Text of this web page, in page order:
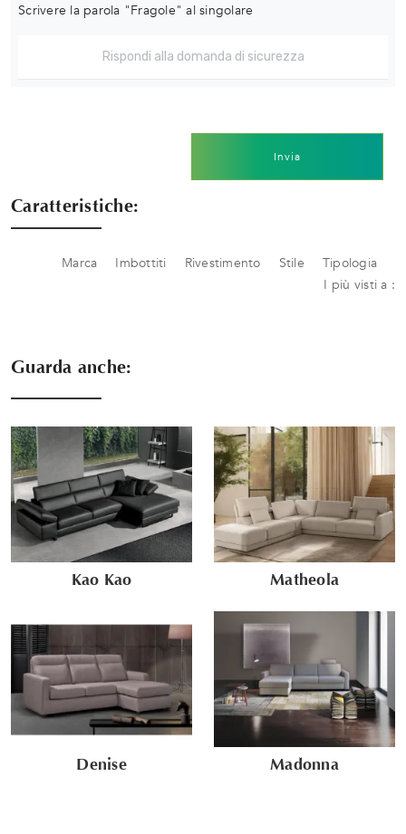
Scrivere la parola "Fragole" al singolare
Invia
Caratteristiche:
Marca Imbottiti Rivestimento Stile
Tipologia
I più visti a :
Guarda anche:
Kao Kao Matheola
Denise Madonna